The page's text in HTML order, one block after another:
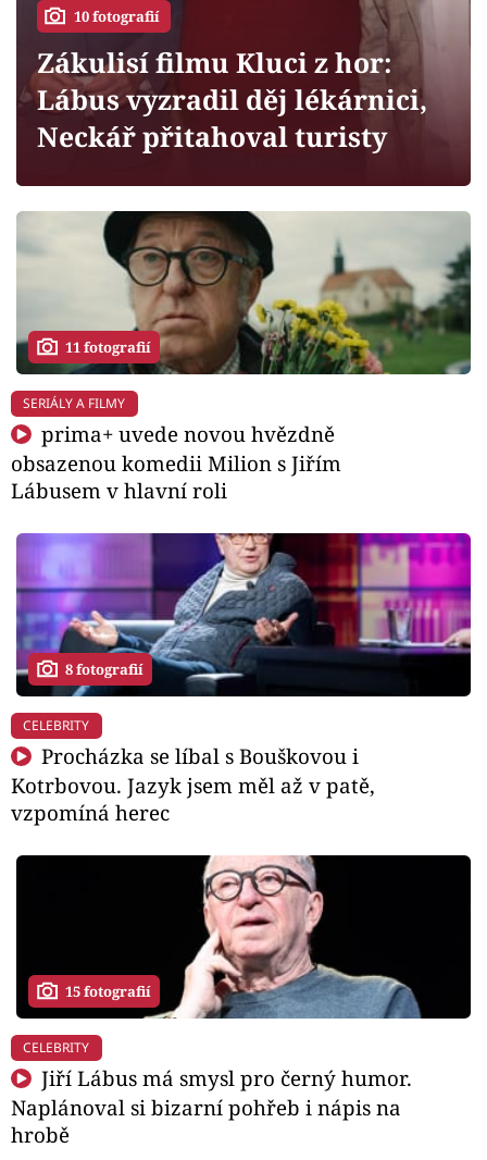
Sledujte prima+
Filmový festival Karlovy Vary
Mámy sobě
Přihlášení
Sledujte nás
10 fotografií
Zákulisí filmu Kluci z hor:
Lábus vyzradil děj lékárnici,
Neckář přitahoval turisty
11 fotografií
SERIÁLY A FILMY
prima+ uvede novou hvězdně
obsazenou komedii Milion s Jiřím
Lábusem v hlavní roli
8 fotografií
CELEBRITY
Procházka se líbal s Bouškovou i
Kotrbovou. Jazyk jsem měl až v patě,
vzpomíná herec
15 fotografií
CELEBRITY
Jiří Lábus má smysl pro černý humor.
Naplánoval si bizarní pohřeb i nápis na
hrobě